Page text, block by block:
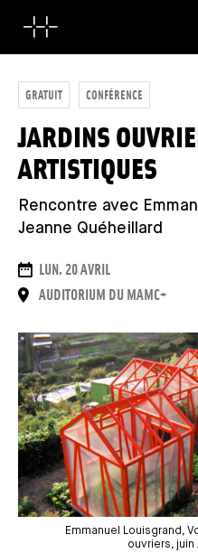
GRATUIT CONFÉRENCE
JARDINS
ARTISTIQUES
Rencontre avec
Jeanne Quéheillard
DATES
LUN. 20 AVRIL
PLACE
AUDITORIUM DU MAMC+
Emmanuel Louisgrand,
ouvriers, juin